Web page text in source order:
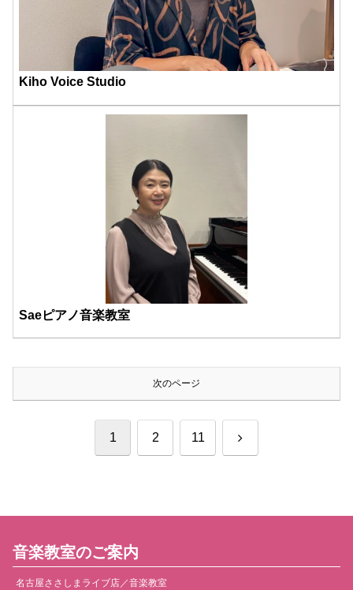
Kiho Voice Studio
Saeピアノ音楽教室
次のページ
1 2 11 次
音楽教室のご案内
名古屋ささしまライブ店／音楽教室